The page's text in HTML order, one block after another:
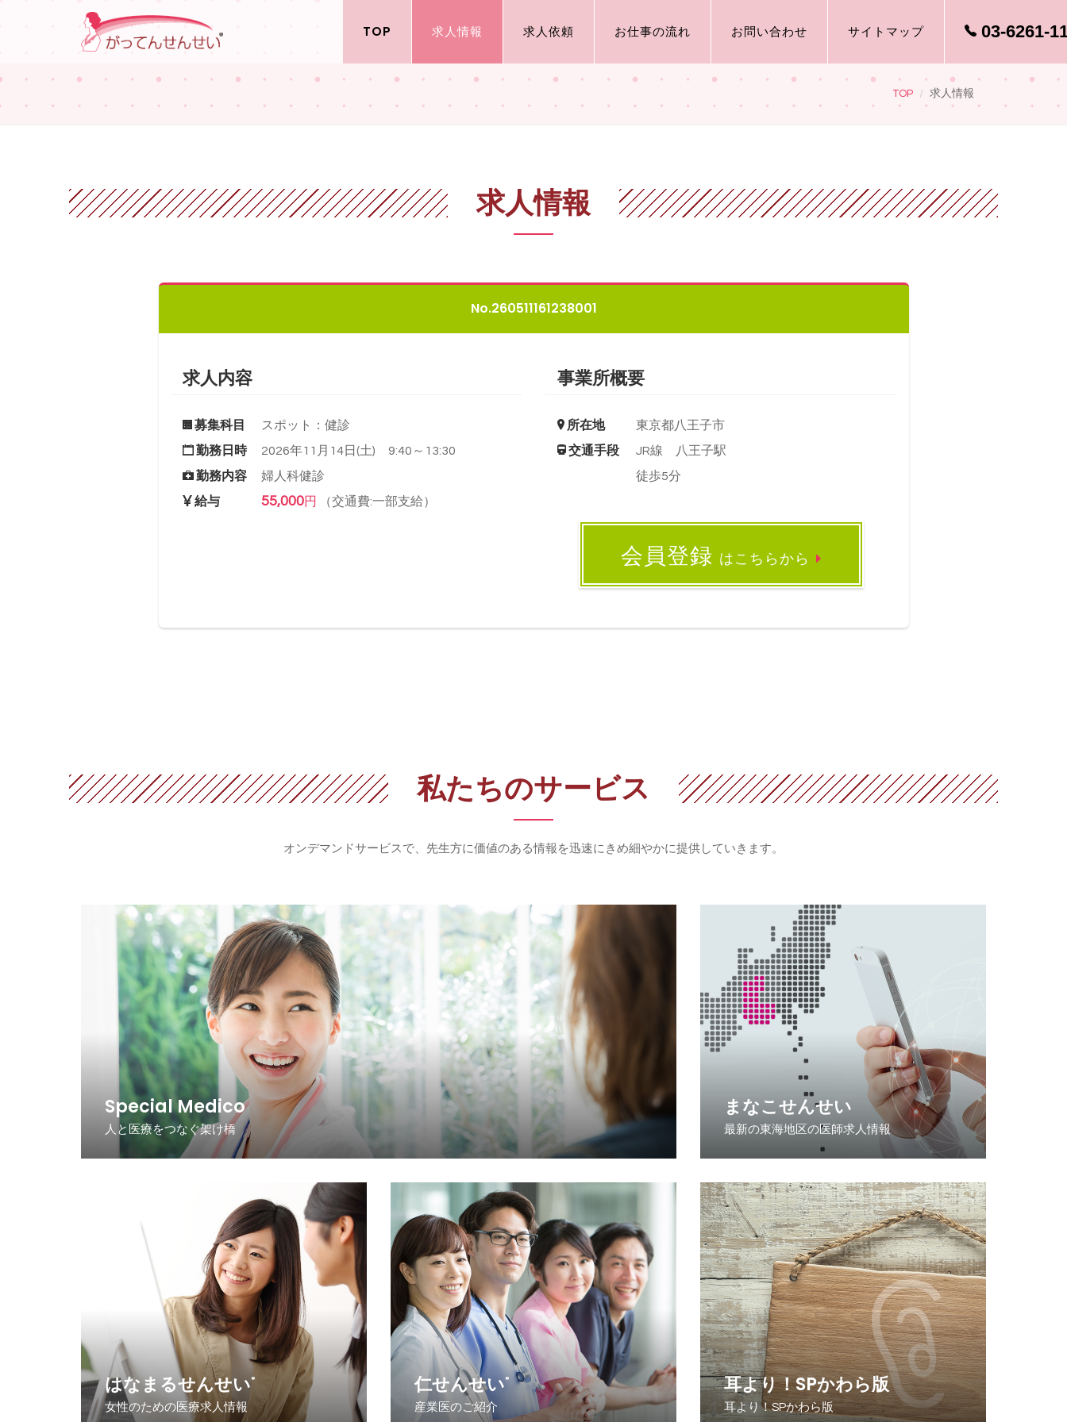
TOP 求人情報 求人依頼 お仕事の流れ お問い合わせ サイトマップ 03-6261-
TOP 求人情報
求人情報
No.260511161238001
求人内容
募集科目
スポット：健診
勤務日時
2026年11月14日(土) 9:40～13:30
勤務内容
婦人科健診
給与
55,000円 （交通費:一部支給）
事業所概要
所在地
東京都八王子市
交通手段
JR線 八王子駅
徒歩5分
会員登録 はこちらから
私たちのサービス
オンデマンドサービスで、先生方に価値のある情報を迅速にきめ細やかに提供していきます。
Special Medico
人と医療をつなぐ架け橋
まなこせんせい
最新の東海地区の医師求人情報
はなまるせんせい®
女性のための医療求人情報
仁せんせい®
産業医のご紹介
耳より！SPかわら版
耳より！SPかわら版